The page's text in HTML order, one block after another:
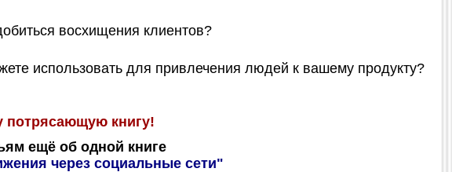
восхищения клиентов?
использовать для привлечения людей к вашему продукту?
потрясающую книгу!
ещё об одной книге
через социальные сети"